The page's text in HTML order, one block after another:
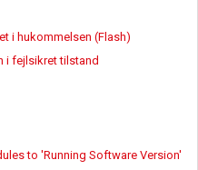
i hukommelsen (Flash)
i fejlsikret tilstand
to 'Running Software Version'